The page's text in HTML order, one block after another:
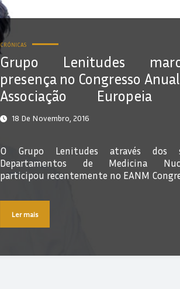
CRÓNICAS
Grupo Lenitudes
presença no Congresso
Associação Europeia
Medicina Nuclear
18 De Novembro, 2016
O Grupo Lenitudes através dos
Departamentos de Medicina
participou recentemente no EANM
Ler mais